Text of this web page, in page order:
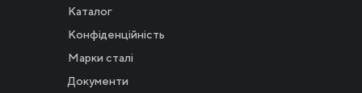
Каталог
Конфіденційність
Марки сталі
Документи
Новости
Инвесторам